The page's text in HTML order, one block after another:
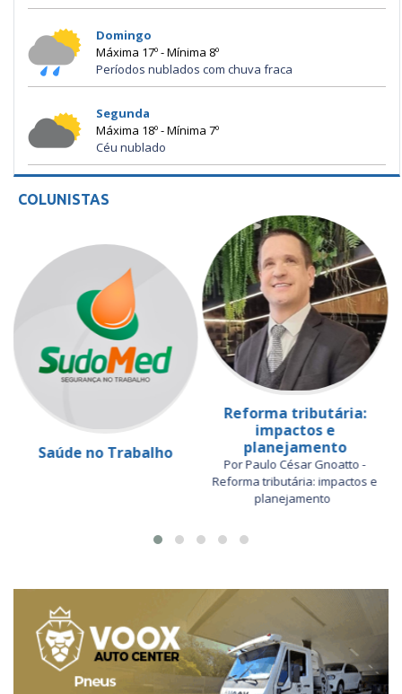
Domingo
Máxima 17º - Mínima 8º
Períodos nublados com chuva fraca
Segunda
Máxima 18º - Mínima 7º
Céu nublado
COLUNISTAS
Saúde no Trabalho
Reforma tributária:
impactos e
planejamento
Por Paulo César Gnoatto -
Reforma tributária: impactos e
planejamento